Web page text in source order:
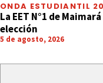
ONDA ESTUDIANTIL
La EET N°1 de
elección
5 de agosto, 2026